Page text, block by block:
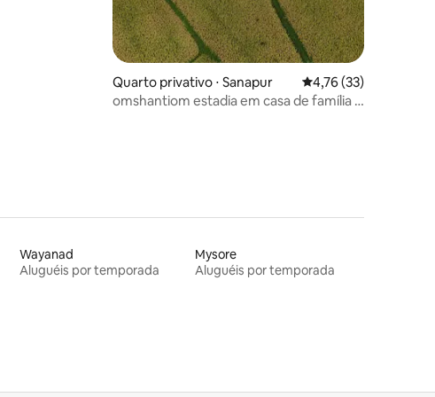
Quarto privativo ⋅ Sanapur 4,76 de uma
4,76 (33)
omshantiom estadia em casa de família e
Wayanad
Aluguéis por temporada
Mysore
Aluguéis por temporada